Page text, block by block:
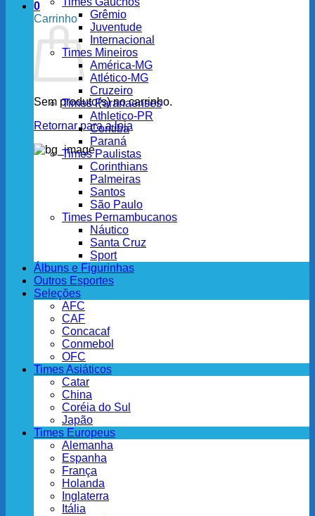
0
Carrinho
Sem produto(s) no carrinho.
Retornar para a loja
Grêmio
Juventude
Internacional
Times Mineiros
América-MG
Atlético-MG
Cruzeiro
Times Paranaenses
Athletico-PR
Coritiba
Paraná
Times Paulistas
Corinthians
Palmeiras
Santos
São Paulo
Times Pernambucanos
Náutico
Santa Cruz
Sport
Álbuns e Figurinhas
Outros Esportes
Seleções
AFC
CAF
Concacaf
Conmebol
OFC
Times Asiáticos
Catar
China
Coréia do Sul
Japão
Times Europeus
Alemanha
Espanha
França
Holanda
Inglaterra
Itália